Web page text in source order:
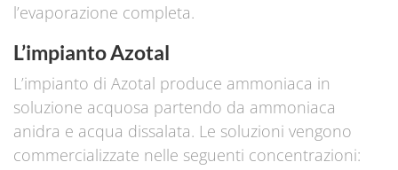
l’evaporazione completa.
L’impianto Azotal
L’impianto di Azotal produce ammoniaca in
soluzione acquosa partendo da ammoniaca
anidra e acqua dissalata. Le soluzioni vengono
commercializzate nelle seguenti concentrazioni: